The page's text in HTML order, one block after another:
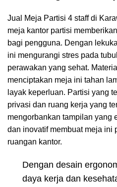
Jual Meja Partisi 4 staff di
meja kantor partisi
bagi pengguna. Dengan
ini mengurangi stres pada
perawakan yang sehat.
menciptakan meja ini tahan
layak keperluan. Partisi yang
privasi dan ruang kerja yang
mengorbankan tampilan yang
dan inovatif membuat meja ini
ruangan kantor.
Dengan desain
daya kerja dan